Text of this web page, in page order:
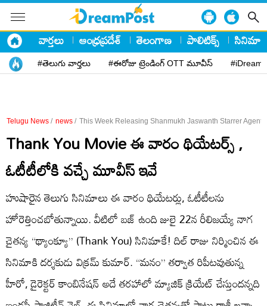
వార్తలు ఆంధ్రప్రదేశ్ తెలంగాణ పాలిటిక్స్ సినిమా
#తెలుగు వార్తలు #ఈరోజు ట్రెండింగ్ OTT మూవీస్
Telugu News / news / This Week Releasing Shanmukh Jaswanth Starrer Agent
Thank You Movie ఈ వారం థియేట‌ర్స్ ,
ఓటీటీలోకి వ‌చ్చే మూవీస్ ఇవే
హుషారైన తెలుగు సినిమాలు ఈ వారం థియేటర్లు, ఓటీటీలను
హోరెత్తించబోతున్నాయి. వీటిలో బ‌జ్ ఉంది జులై 22న రీలిజయ్యే నాగ
చైతన్య “థ్యాంక్యూ” (Thank You) సినిమాకే! దిల్ రాజు నిర్మించిన ఈ
సినిమాకి దర్శకుడు విక్రమ్ కుమార్. “మనం” తర్వాత రిపీటవుతున్న
హీరో, డైరెక్టర్ కాంబినేషన్ అదే తరహాలో మ్యాజిక్ క్రియేట్ చేస్తుందన్న‌ది